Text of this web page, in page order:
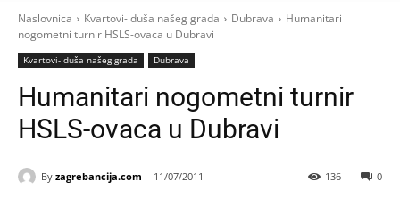
Naslovnica Kvartovi- duša našeg grada Dubrava
Humanitari
nogometni turnir HSLS-ovaca u Dubravi
Kvartovi- duša našeg grada Dubrava
Humanitari nogometni turnir
HSLS-ovaca u Dubravi
By zagrebancija.com 11/07/2011 0
136